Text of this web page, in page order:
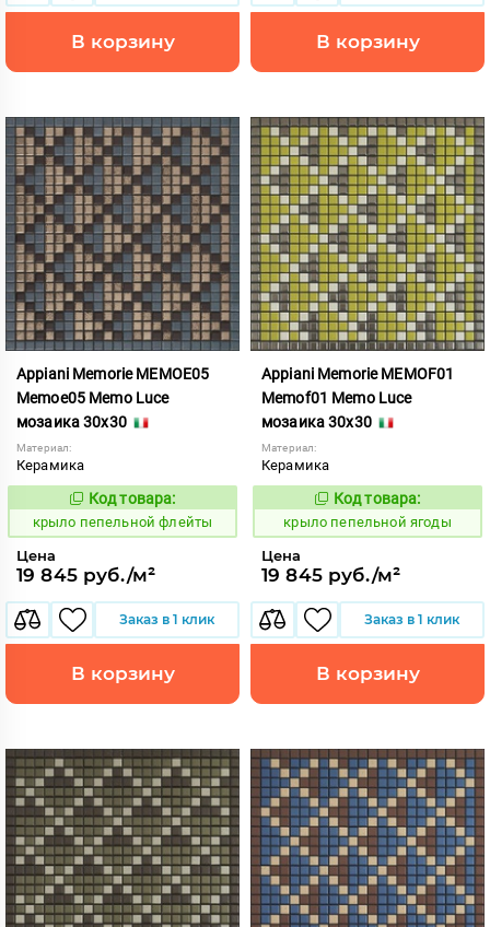
В корзину В корзину
Appiani Memorie MEMOE05
Memoe05 Memo Luce
мозаика 30x30
Материал:
Керамика
836991
Код товара:
крыло пепельной флейты
Цена
19 845 руб./м²
Заказ в 1 клик
В корзину
Appiani Memorie MEMOF01
Memof01 Memo Luce
мозаика 30x30
Материал:
Керамика
836999
Код товара:
крыло пепельной ягоды
Цена
19 845 руб./м²
Заказ в 1 клик
В корзину